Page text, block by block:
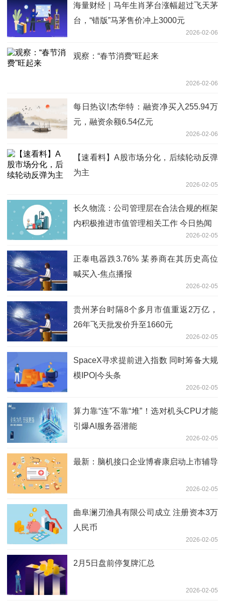
海量财经｜马年生肖茅台涨幅超过飞天茅
台，“错版”马茅售价冲上3000元
2026-02-06
观察：“春节消费”旺起来
2026-02-06
每日热议!杰华特：融资净买入255.94万
元，融资余额6.54亿元
2026-02-06
【速看料】A股市场分化，后续轮动反弹
为主
2026-02-05
长久物流：公司管理层在合法合规的框架
内积极推进市值管理相关工作 今日热闻
2026-02-05
正泰电器跌3.76% 某券商在其历史高位
喊买入-焦点播报
2026-02-05
贵州茅台时隔8个多月市值重返2万亿，
26年飞天批发价升至1660元
2026-02-05
SpaceX寻求提前进入指数 同时筹备大规
模IPO|今头条
2026-02-05
算力靠“连”不靠“堆”！选对机头CPU才能
引爆AI服务器潜能
2026-02-05
最新：脑机接口企业博睿康启动上市辅导
2026-02-05
曲阜澜刃渔具有限公司成立 注册资本3万
人民币
2026-02-05
2月5日盘前停复牌汇总
2026-02-05